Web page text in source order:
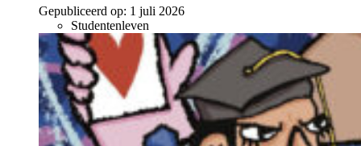
Gepubliceerd op: 1 juli 2026
Studentenleven